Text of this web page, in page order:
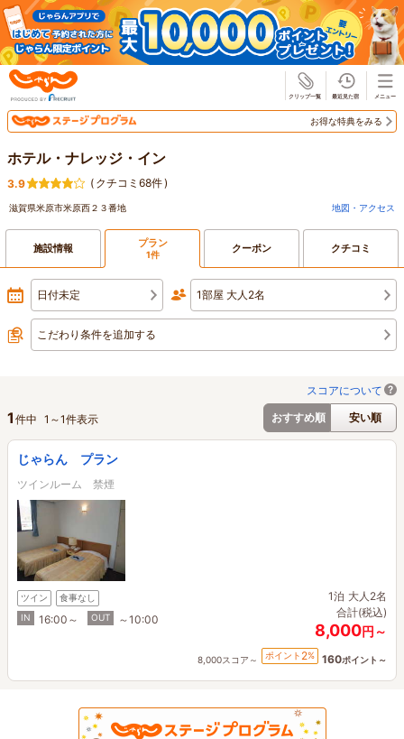
お得な特典をみる
ホテル・ナレッジ・イン
3.9 ( クチコミ68件)
滋賀県米原市米原西２３番地 地図・アクセス
施設情報 プラン
1件 クーポン クチコミ
日付未定 1部屋 大人2名
こだわり条件を追加する
スコアについて
おすすめ順
安い順
1 件中 1 ～1件表示
じゃらん プラン
ツインルーム 禁煙
ツイン
食事なし
IN
16:00～ OUT ～10:00
1泊 大人2名
合計(税込)
8,000円～
8,000スコア～ ポイント 2% 160ポイント～